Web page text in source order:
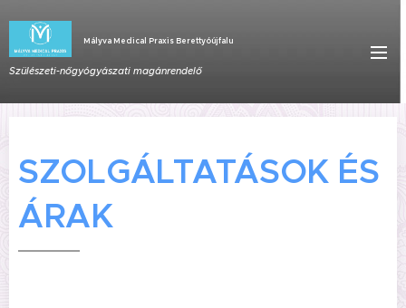
Mályva Medical Praxis Berettyóújfalu
Szülészeti-nőgyógyászati magánrendelő
SZOLGÁLTATÁSOK ÉS
ÁRAK